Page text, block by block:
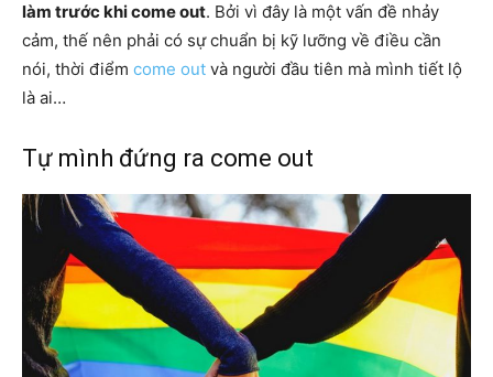
làm trước khi come out. Bởi vì đây là một vấn đề nhảy
cảm, thế nên phải có sự chuẩn bị kỹ lưỡng về điều cần
nói, thời điểm come out và người đầu tiên mà mình tiết lộ
là ai…
Tự mình đứng ra come out